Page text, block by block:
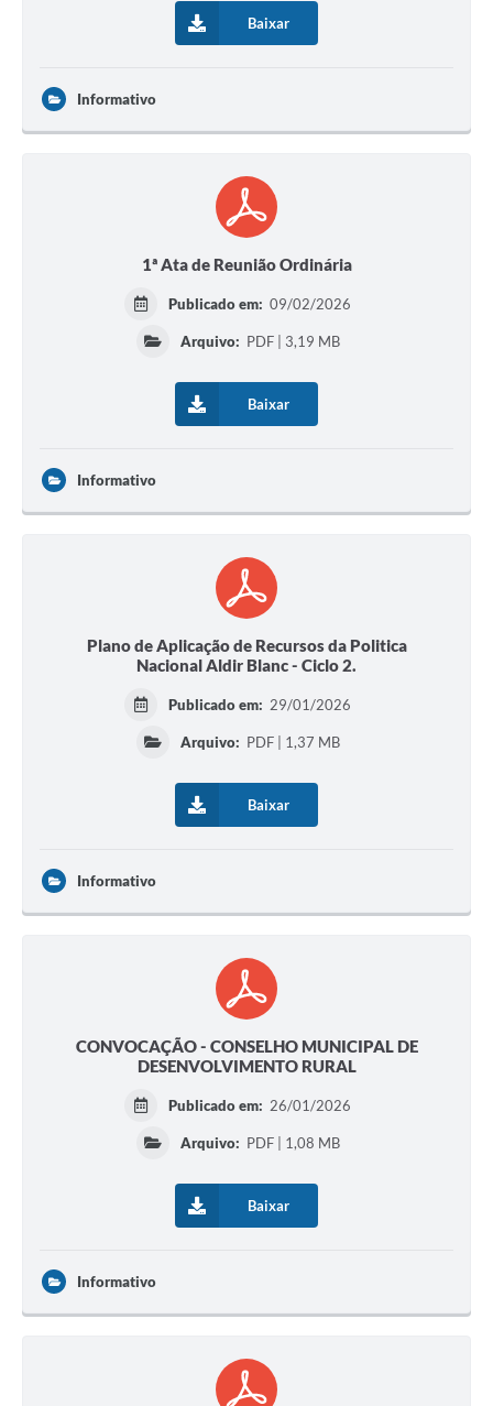
Baixar
Informativo
1ª Ata de Reunião Ordinária
Publicado em: 09/02/2026
Arquivo: PDF | 3,19 MB
Baixar
Informativo
Plano de Aplicação de Recursos da Politica
Nacional Aldir Blanc - Ciclo 2.
Publicado em: 29/01/2026
Arquivo: PDF | 1,37 MB
Baixar
Informativo
CONVOCAÇÃO - CONSELHO MUNICIPAL DE
DESENVOLVIMENTO RURAL
Publicado em: 26/01/2026
Arquivo: PDF | 1,08 MB
Baixar
Informativo